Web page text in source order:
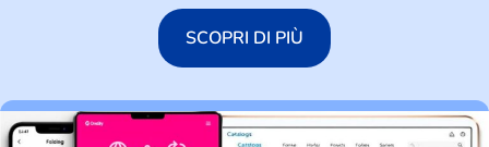
SCOPRI DI PIÙ